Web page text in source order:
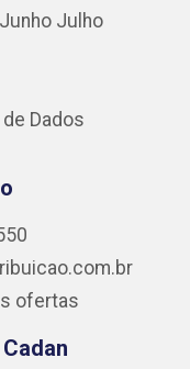
Junho Julho
Dados
ofertas